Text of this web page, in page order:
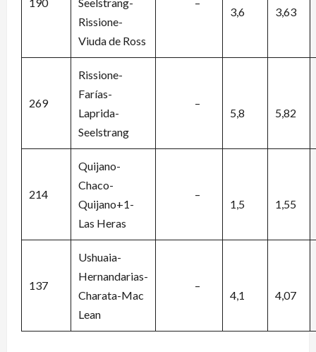
Rissione-
Viuda de Ross
3,6 3,63
269
Rissione-
Farías-
Laprida-
Seelstrang
–
5,8 5,82
214
Quijano-
Chaco-
Quijano+1-
Las Heras
–
1,5 1,55
137
Ushuaia-
Hernandarias-
Charata-Mac
Lean
–
4,1 4,07